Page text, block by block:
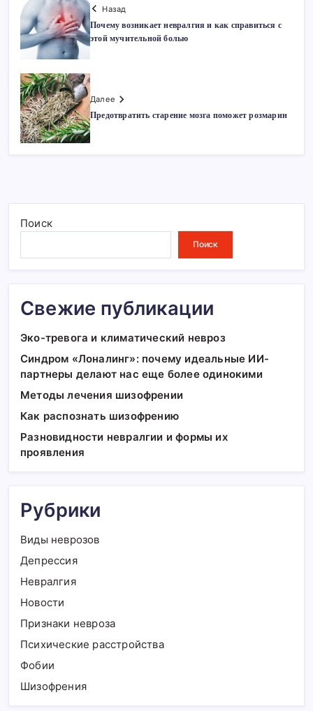
Назад
Почему возникает невралгия и как справиться с
этой мучительной болью
Далее
Предотвратить старение мозга поможет розмарин
Поиск
Поиск
Свежие публикации
Эко-тревога и климатический невроз
Синдром «Лоналинг»: почему идеальные ИИ-
партнеры делают нас еще более одинокими
Методы лечения шизофрении
Как распознать шизофрению
Разновидности невралгии и формы их
проявления
Рубрики
Виды неврозов
Депрессия
Невралгия
Новости
Признаки невроза
Психические расстройства
Фобии
Шизофрения